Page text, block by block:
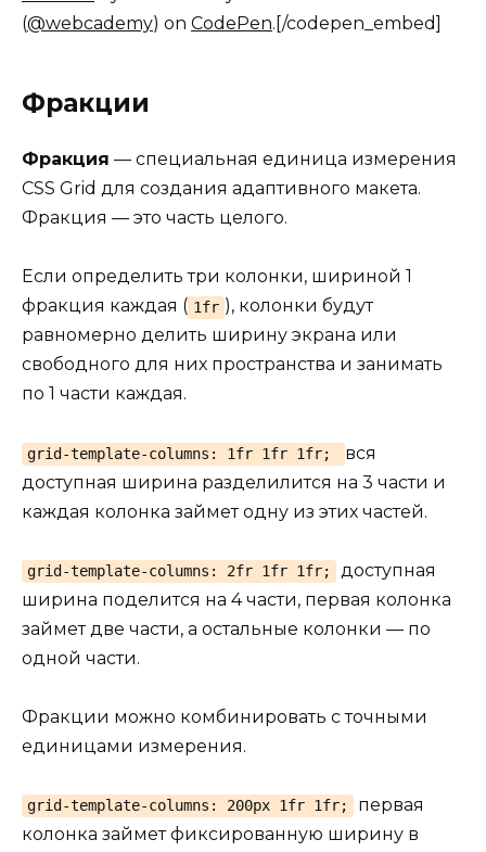
(@webcademy) on CodePen.[/codepen_embed]
Фракции
Фракция — специальная единица измерения
CSS Grid для создания адаптивного макета.
Фракция — это часть целого.
Если определить три колонки, шириной 1
фракция каждая ( 1fr ), колонки будут
равномерно делить ширину экрана или
свободного для них пространства и занимать
по 1 части каждая.
grid-template-columns: 1fr 1fr 1fr;
вся
доступная ширина разделилится на 3 части и
каждая колонка займет одну из этих частей.
grid-template-columns: 2fr 1fr 1fr;
доступная
ширина поделится на 4 части, первая колонка
займет две части, а остальные колонки — по
одной части.
Фракции можно комбинировать с точными
единицами измерения.
grid-template-columns: 200px 1fr 1fr;
первая
колонка займет фиксированную ширину в